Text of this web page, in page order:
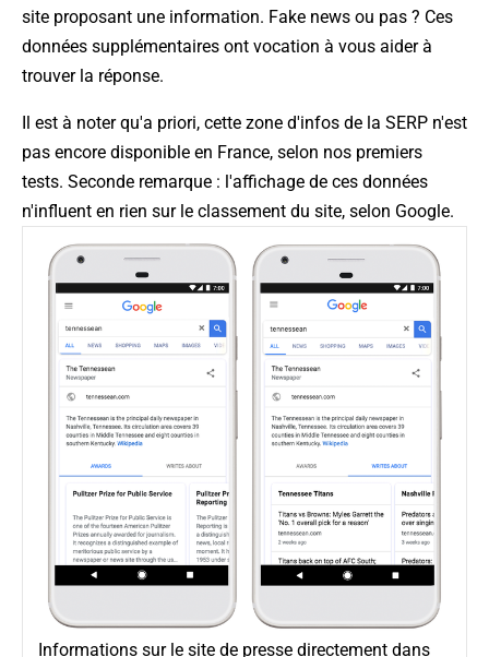
site proposant une information. Fake news ou pas ? Ces
données supplémentaires ont vocation à vous aider à
trouver la réponse.
Il est à noter qu'a priori, cette zone d'infos de la SERP n'est
pas encore disponible en France, selon nos premiers
tests. Seconde remarque : l'affichage de ces données
n'influent en rien sur le classement du site, selon Google.
Informations sur le site de presse directement dans